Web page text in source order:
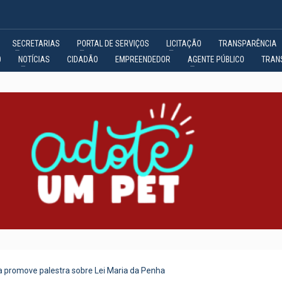
SECRETARIAS PORTAL DE SERVIÇOS LICITAÇÃO TRANSPARÊNCIA
NOTÍCIAS CIDADÃO EMPREENDEDOR AGENTE PÚBLICO
promove palestra sobre Lei Maria da Penha